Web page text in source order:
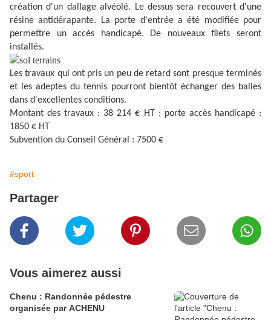
création d'un dallage alvéolé. Le dessus sera recouvert d'une
résine antidérapante. La porte d'entrée a été modifiée pour
permettre un accès handicapé. De nouveaux filets seront
installés.
Les travaux qui ont pris un peu de retard sont presque terminés
et les adeptes du tennis pourront bientôt échanger des balles
dans d'excellentes conditions.
Montant des travaux : 38 214 € HT ; porte accès handicapé :
1850 € HT
Subvention du Conseil Général : 7500 €
#sport
Partager
Vous aimerez aussi
Chenu : Randonnée pédestre
organisée par ACHENU